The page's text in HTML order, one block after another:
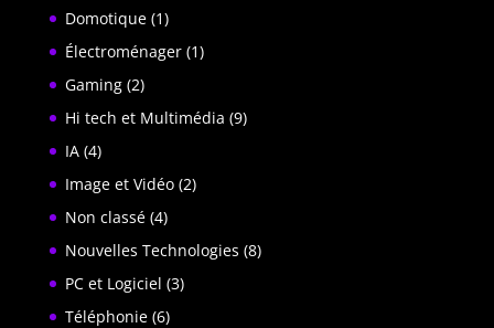
Domotique(1)
Électroménager(1)
Gaming(2)
Hi tech et Multimédia (9)
IA(4)
Image et Vidéo(2)
Non classé(4)
Nouvelles Technologies (8)
PC et Logiciel (3)
Téléphonie(6)